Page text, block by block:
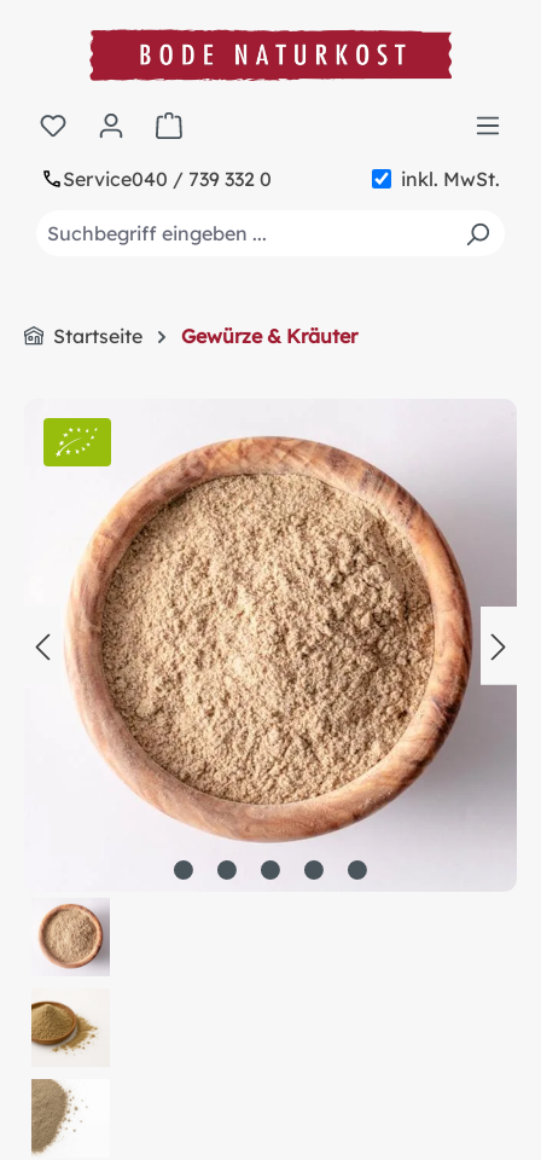
springen
Service040 / 739 332 0 inkl. MwSt.
Warenkorb enthält 0 Positionen. Der
Startseite Gewürze & Kräuter
Bildergalerie überspringen